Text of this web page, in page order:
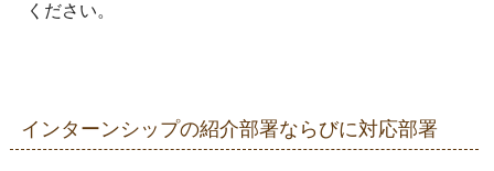
ください。
インターンシップの紹介部署ならびに対応部署